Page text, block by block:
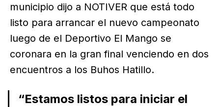
municipio dijo a NOTIVER que está todo
listo para arrancar el nuevo campeonato
luego de el Deportivo El Mango se
coronara en la gran final venciendo en dos
encuentros a los Buhos Hatillo.
“Estamos listos para iniciar el